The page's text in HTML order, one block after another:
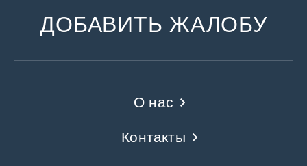
ДОБАВИТЬ ЖАЛОБУ
О нас
Контакты